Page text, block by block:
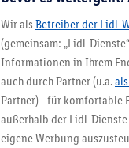
Wir als Betreiber der Lidl-
(gemeinsam: „Lidl-
Informationen in Ihrem
auch durch Partner (u.a.
Partner) - für komfortable
außerhalb der Lidl-
eigene Werbung